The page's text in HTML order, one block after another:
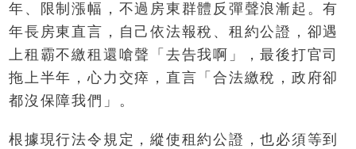
年、限制漲幅，不過房東群體反彈聲浪漸起。有
年長房東直言，自己依法報稅、租約公證，卻遇
上租霸不繳租還嗆聲「去告我啊」，最後打官司
拖上半年，心力交瘁，直言「合法繳稅，政府卻
都沒保障我們」。
根據現行法令規定，縱使租約公證，也必須等到